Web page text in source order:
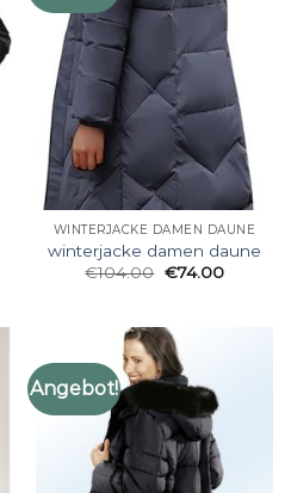
WINTERJACKE DAMEN DAUNE
winterjacke damen daune
€104.00 €74.00
Angebot!